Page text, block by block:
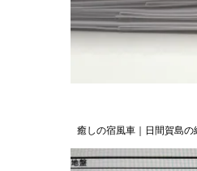
癒しの宿風車｜日間賀島